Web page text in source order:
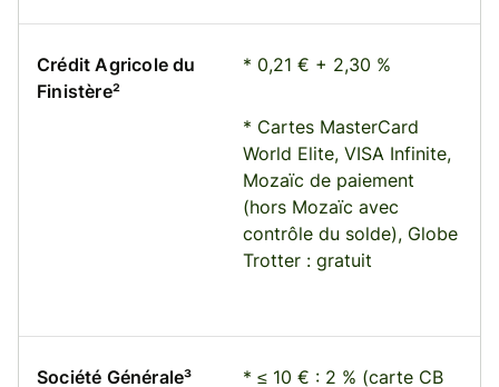
Crédit Agricole du
Finistère²
* 0,21 € + 2,30 %
* Cartes MasterCard
World Elite, VISA Infinite,
Mozaïc de paiement
(hors Mozaïc avec
contrôle du solde), Globe
Trotter : gratuit
Société Générale³ * ≤ 10 € : 2 % (carte CB